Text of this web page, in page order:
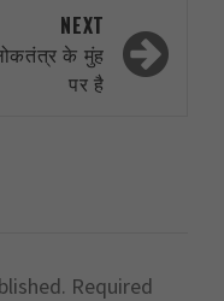
NEXT
के मुंह
पर है
Required